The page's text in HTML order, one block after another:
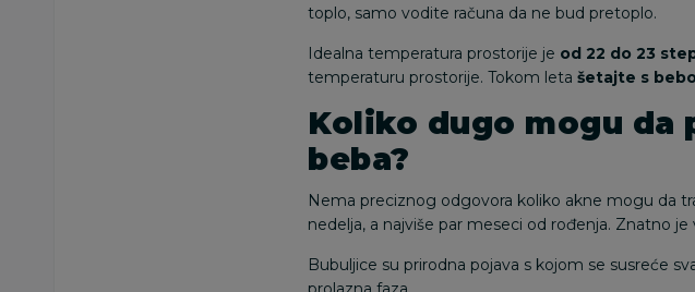
toplo, samo vodite računa da ne bud pretoplo.
Idealna temperatura prostorije je od 22 do 23
temperaturu prostorije. Tokom leta šetajte s
Koliko dugo mogu da
beba?
Nema preciznog odgovora koliko akne mogu da
nedelja, a najviše par meseci od rođenja. Znatno
Bubuljice su prirodna pojava s kojom se susreće